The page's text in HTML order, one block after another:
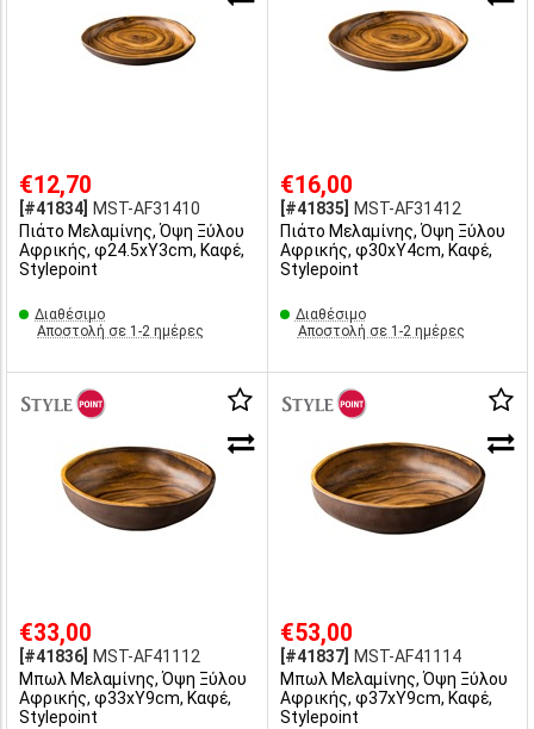
€12,70
[#41834]
MST-AF31410
Πιάτο Μελαμίνης, Όψη Ξύλου
Αφρικής, φ24.5xΥ3cm, Καφέ,
Stylepoint
Διαθέσιμο
Αποστολή σε 1-2 ημέρες
€16,00
[#41835]
MST-AF31412
Πιάτο Μελαμίνης, Όψη Ξύλου
Αφρικής, φ30xΥ4cm, Καφέ,
Stylepoint
Διαθέσιμο
Αποστολή σε 1-2 ημέρες
€33,00
[#41836]
MST-AF41112
Μπωλ Μελαμίνης, Όψη Ξύλου
Αφρικής, φ33xΥ9cm, Καφέ,
Stylepoint
€53,00
[#41837]
MST-AF41114
Μπωλ Μελαμίνης, Όψη Ξύλου
Αφρικής, φ37xΥ9cm, Καφέ,
Stylepoint